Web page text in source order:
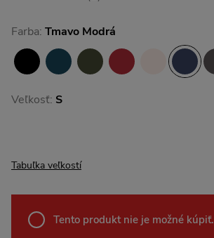
Farba: Tmavo Modrá
Veľkosť: S
Tabuľka veľkostí
Tento produkt nie je možné kúpiť.